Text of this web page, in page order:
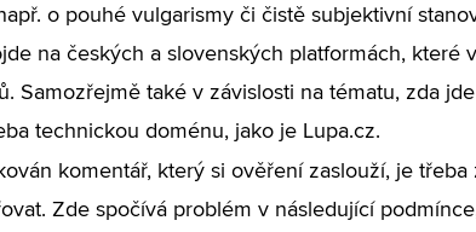
o pouhé vulgarismy či čistě subjektivní
na českých a slovenských platformách, které
Samozřejmě také v závislosti na tématu, zda
technickou doménu, jako je Lupa.cz.
komentář, který si ověření zaslouží, je třeba
Zde spočívá problém v následující